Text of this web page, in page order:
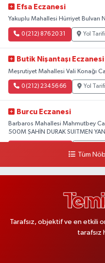
Efsa Eczanesi
Yakuplu Mahallesi Hürriyet Bulvarı
0 (212) 876 20 31 Yol Tarifi
Butik Nişantaşı Eczanesi
Meşrutiyet Mahallesi Vali Konağı
0 (212) 234 56 66 Yol
Burcu Eczanesi
Barbaros Mahallesi Mahmutbey
500M ŞAHİN DURAK SUITMEN YANI
28.946705949073934
Yol
Tersane İstanbul
Tüm
Tarafsız, objektif ve en etkili
tarafsız